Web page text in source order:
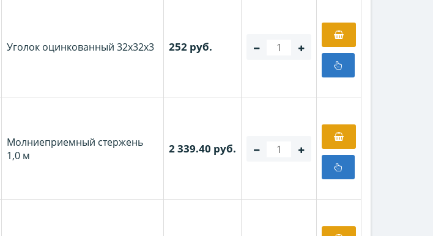
Уголок оцинкованный 32х32х3 252 руб.
Молниеприемный стержень
1,0 м
2 339.40 руб.